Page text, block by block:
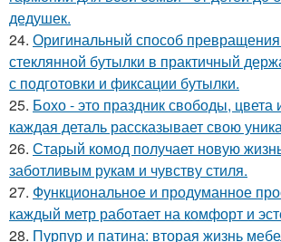
дедушек.
24. Оригинальный способ
стеклянной бутылки в практичный
с подготовки и фиксации бутылки.
25. Бохо - это праздник свободы, цвета
каждая деталь рассказывает свою
26. Старый комод получает новую
заботливым рукам и чувству стиля.
27. Функциональное и продуманное
каждый метр работает на комфорт и
28. Пурпур и патина: вторая жизнь